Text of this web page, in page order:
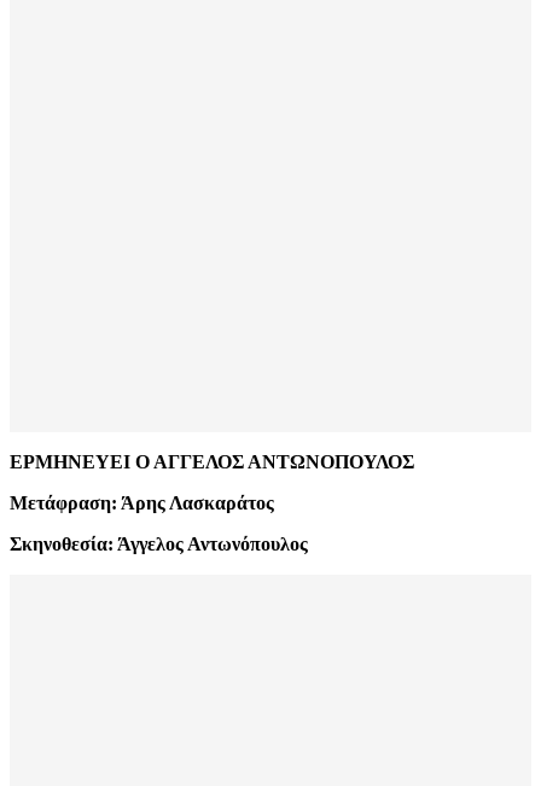
ΕΡΜΗΝΕΥΕΙ Ο ΑΓΓΕΛΟΣ ΑΝΤΩΝΟΠΟΥΛΟΣ
Μετάφραση: Άρης Λασκαράτος
Σκηνοθεσία: Άγγελος Αντωνόπουλος